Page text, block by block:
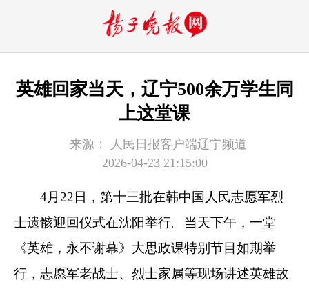
英雄回家当天，辽宁500余万学生同
上这堂课
来源：
人民日报客户端辽宁频道
2026-04-23 21:15:00
4月22日，第十三批在韩中国人民志愿军烈
士遗骸迎回仪式在沈阳举行。当天下午，一堂
《英雄，永不谢幕》大思政课特别节目如期举
行，志愿军老战士、烈士家属等现场讲述英雄故